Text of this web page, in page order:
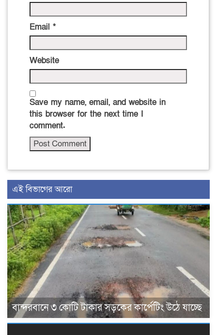
Email *
Website
Save my name, email, and website in
this browser for the next time I
comment.
এই বিভাগের আরো
বান্দরবানে ৩ কোটি টাকার সড়কের কার্পেটিং উঠে যাচ্ছে